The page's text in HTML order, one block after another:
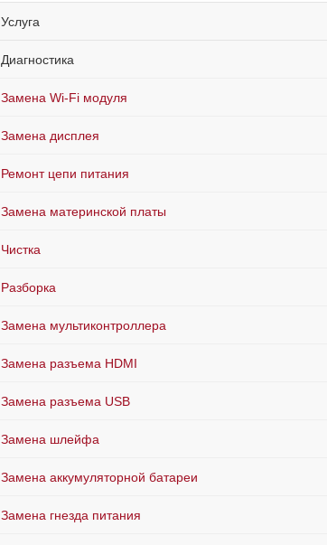
Услуга
Диагностика
Замена Wi-Fi модуля
Замена дисплея
Ремонт цепи питания
Замена материнской платы
Чистка
Разборка
Замена мультиконтроллера
Замена разъема HDMI
Замена разъема USB
Замена шлейфа
Замена аккумуляторной батареи
Замена гнезда питания